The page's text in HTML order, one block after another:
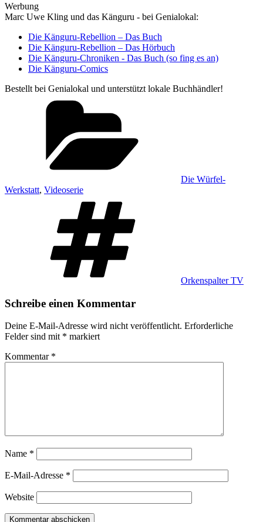
Werbung
Marc Uwe Kling und das Känguru - bei Genialokal:
Die Känguru-Rebellion – Das Buch
Die Känguru-Rebellion – Das Hörbuch
Die Känguru-Chroniken - Das Buch (so fing es an)
Die Känguru-Comics
Bestellt bei Genialokal und unterstützt lokale Buchhändler!
Die Würfel-
Werkstatt, Videoserie
Orkenspalter TV
Schreibe einen Kommentar
Deine E-Mail-Adresse wird nicht veröffentlicht. Erforderliche
Felder sind mit * markiert
Kommentar *
Name *
E-Mail-Adresse *
Website